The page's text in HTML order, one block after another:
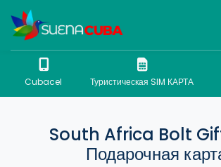
Cubacel Туристическая SIM КАРТА
South Africa Bolt
Подарочная